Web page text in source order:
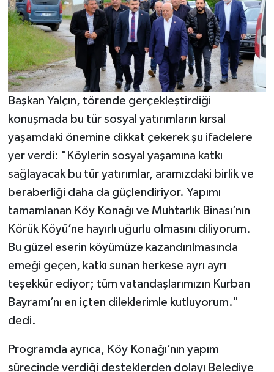
Başkan Yalçın, törende gerçekleştirdiği
konuşmada bu tür sosyal yatırımların kırsal
yaşamdaki önemine dikkat çekerek şu ifadelere
yer verdi: "Köylerin sosyal yaşamına katkı
sağlayacak bu tür yatırımlar, aramızdaki birlik ve
beraberliği daha da güçlendiriyor. Yapımı
tamamlanan Köy Konağı ve Muhtarlık Binası’nın
Körük Köyü’ne hayırlı uğurlu olmasını diliyorum.
Bu güzel eserin köyümüze kazandırılmasında
emeği geçen, katkı sunan herkese ayrı ayrı
teşekkür ediyor; tüm vatandaşlarımızın Kurban
Bayramı’nı en içten dileklerimle kutluyorum."
dedi.
Programda ayrıca, Köy Konağı’nın yapım
sürecinde verdiği desteklerden dolayı Belediye